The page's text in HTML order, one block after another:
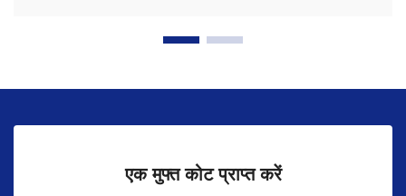
एक मुफ्त कोट प्राप्त करें